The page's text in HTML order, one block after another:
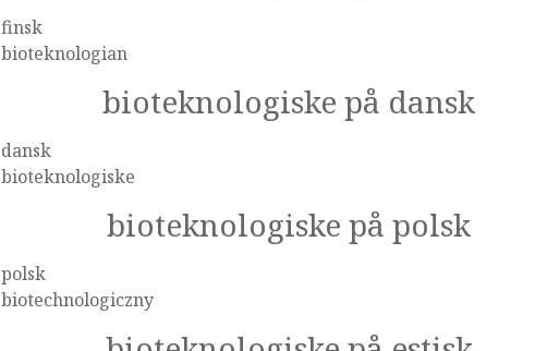
finsk
bioteknologian
bioteknologiske på dansk
dansk
bioteknologiske
bioteknologiske på polsk
polsk
biotechnologiczny